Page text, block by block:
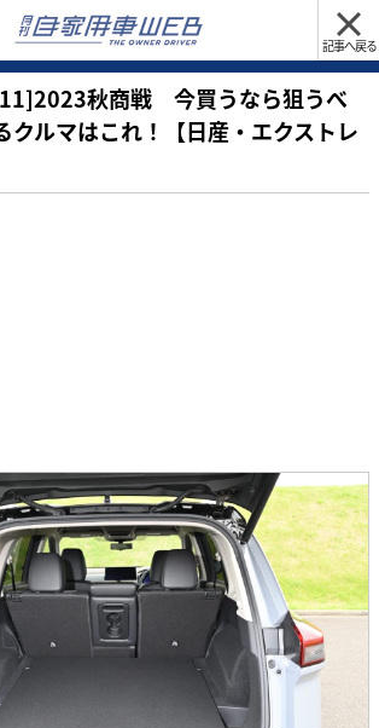
記事へ戻る
秋商戦 今買うなら狙うべ
クルマはこれ！【日産・エクストレ